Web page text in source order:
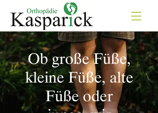
Ob große Füße,
kleine Füße, alte
Füße oder